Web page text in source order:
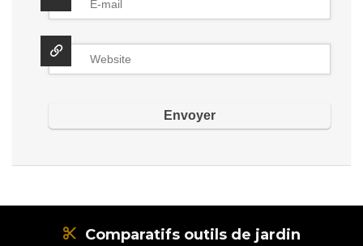
Comparatifs outils de jardin